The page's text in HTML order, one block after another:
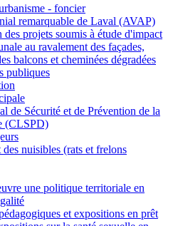
- foncier
remarquable de Laval (AVAP)
des projets soumis à étude d'impact
au ravalement des façades,
balcons et cheminées dégradées
publiques
de Sécurité et de Prévention de la
(CLSPD)
des nuisibles (rats et frelons
une politique territoriale en
et expositions en prêt